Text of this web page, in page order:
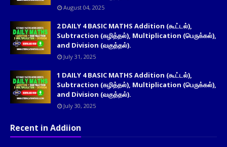
August 04, 2025
2 DAILY 4 BASIC MATHS Addition (கூட்டல்),
Subtraction (கழித்தல்), Multiplication (பெருக்கல்),
and Division (வகுத்தல்).
July 31, 2025
1 DAILY 4 BASIC MATHS Addition (கூட்டல்),
Subtraction (கழித்தல்), Multiplication (பெருக்கல்),
and Division (வகுத்தல்).
July 30, 2025
Recent in Addiion